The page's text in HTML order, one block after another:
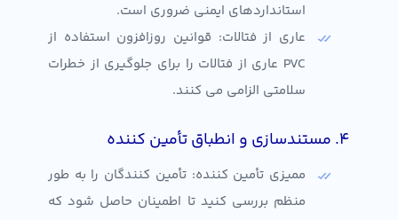
استانداردهای ایمنی ضروری است.
عاری از فتالات: قوانین روزافزون استفاده از
PVC عاری از فتالات را برای جلوگیری از خطرات
سلامتی الزامی می کنند.
۴. مستندسازی و انطباق تأمین کننده
ممیزی تأمین کننده: تأمین کنندگان را به طور
منظم بررسی کنید تا اطمینان حاصل شود که